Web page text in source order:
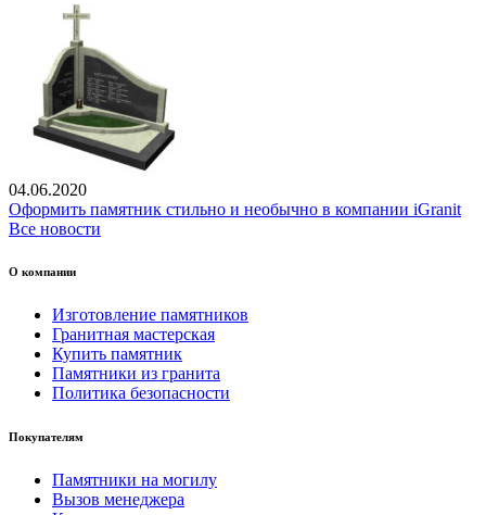
04.06.2020
Оформить памятник стильно и необычно в компании iGranit
Все новости
О компании
Изготовление памятников
Гранитная мастерская
Купить памятник
Памятники из гранита
Политика безопасности
Покупателям
Памятники на могилу
Вызов менеджера